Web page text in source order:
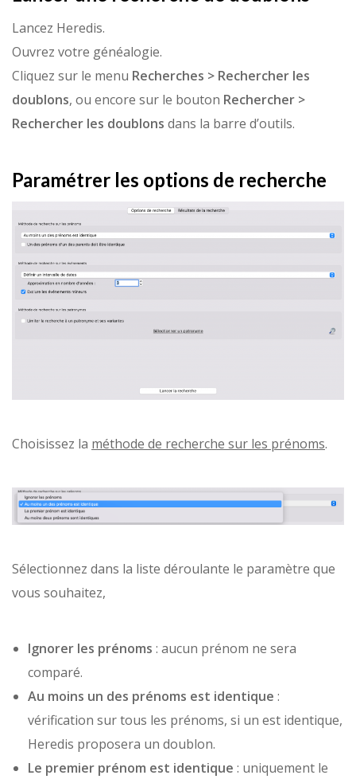
Lancez Heredis.
Ouvrez votre généalogie.
Cliquez sur le menu Recherches > Rechercher les
doublons, ou encore sur le bouton Rechercher >
Rechercher les doublons dans la barre d’outils.
Paramétrer les options de recherche
Choisissez la méthode de recherche sur les prénoms.
Sélectionnez dans la liste déroulante le paramètre que
vous souhaitez,
Ignorer les prénoms : aucun prénom ne sera
comparé.
Au moins un des prénoms est identique :
vérification sur tous les prénoms, si un est identique,
Heredis proposera un doublon.
Le premier prénom est identique : uniquement le